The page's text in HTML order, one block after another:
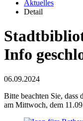
Aktuelles
Detail
Info
06.09.2024
Bitte beachten Sie,
am Mittwoch, dem